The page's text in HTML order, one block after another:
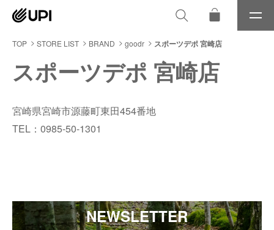
メ
ニ
TOP STORE LIST BRAND goodr スポーツデポ 宮崎店
スポーツデポ 宮崎店
宮崎県宮崎市源藤町東田454番地
TEL：0985-50-1301
NEWSLETTER